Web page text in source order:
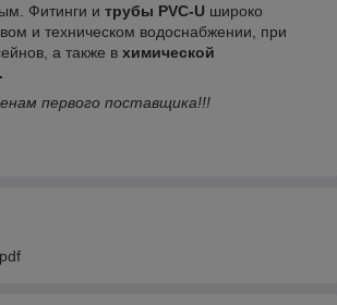
Фитинги и трубы PVC-U широко
и техническом водоснабжении, при
а также в химической
первого поставщика!!!